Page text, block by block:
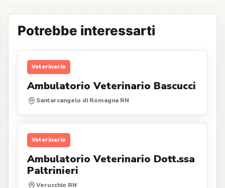
Potrebbe interessarti
Veterinario
Ambulatorio Veterinario Bascucci
Santarcangelo di Romagna RN
Veterinario
Ambulatorio Veterinario Dott.ssa
Paltrinieri
Verucchio RN